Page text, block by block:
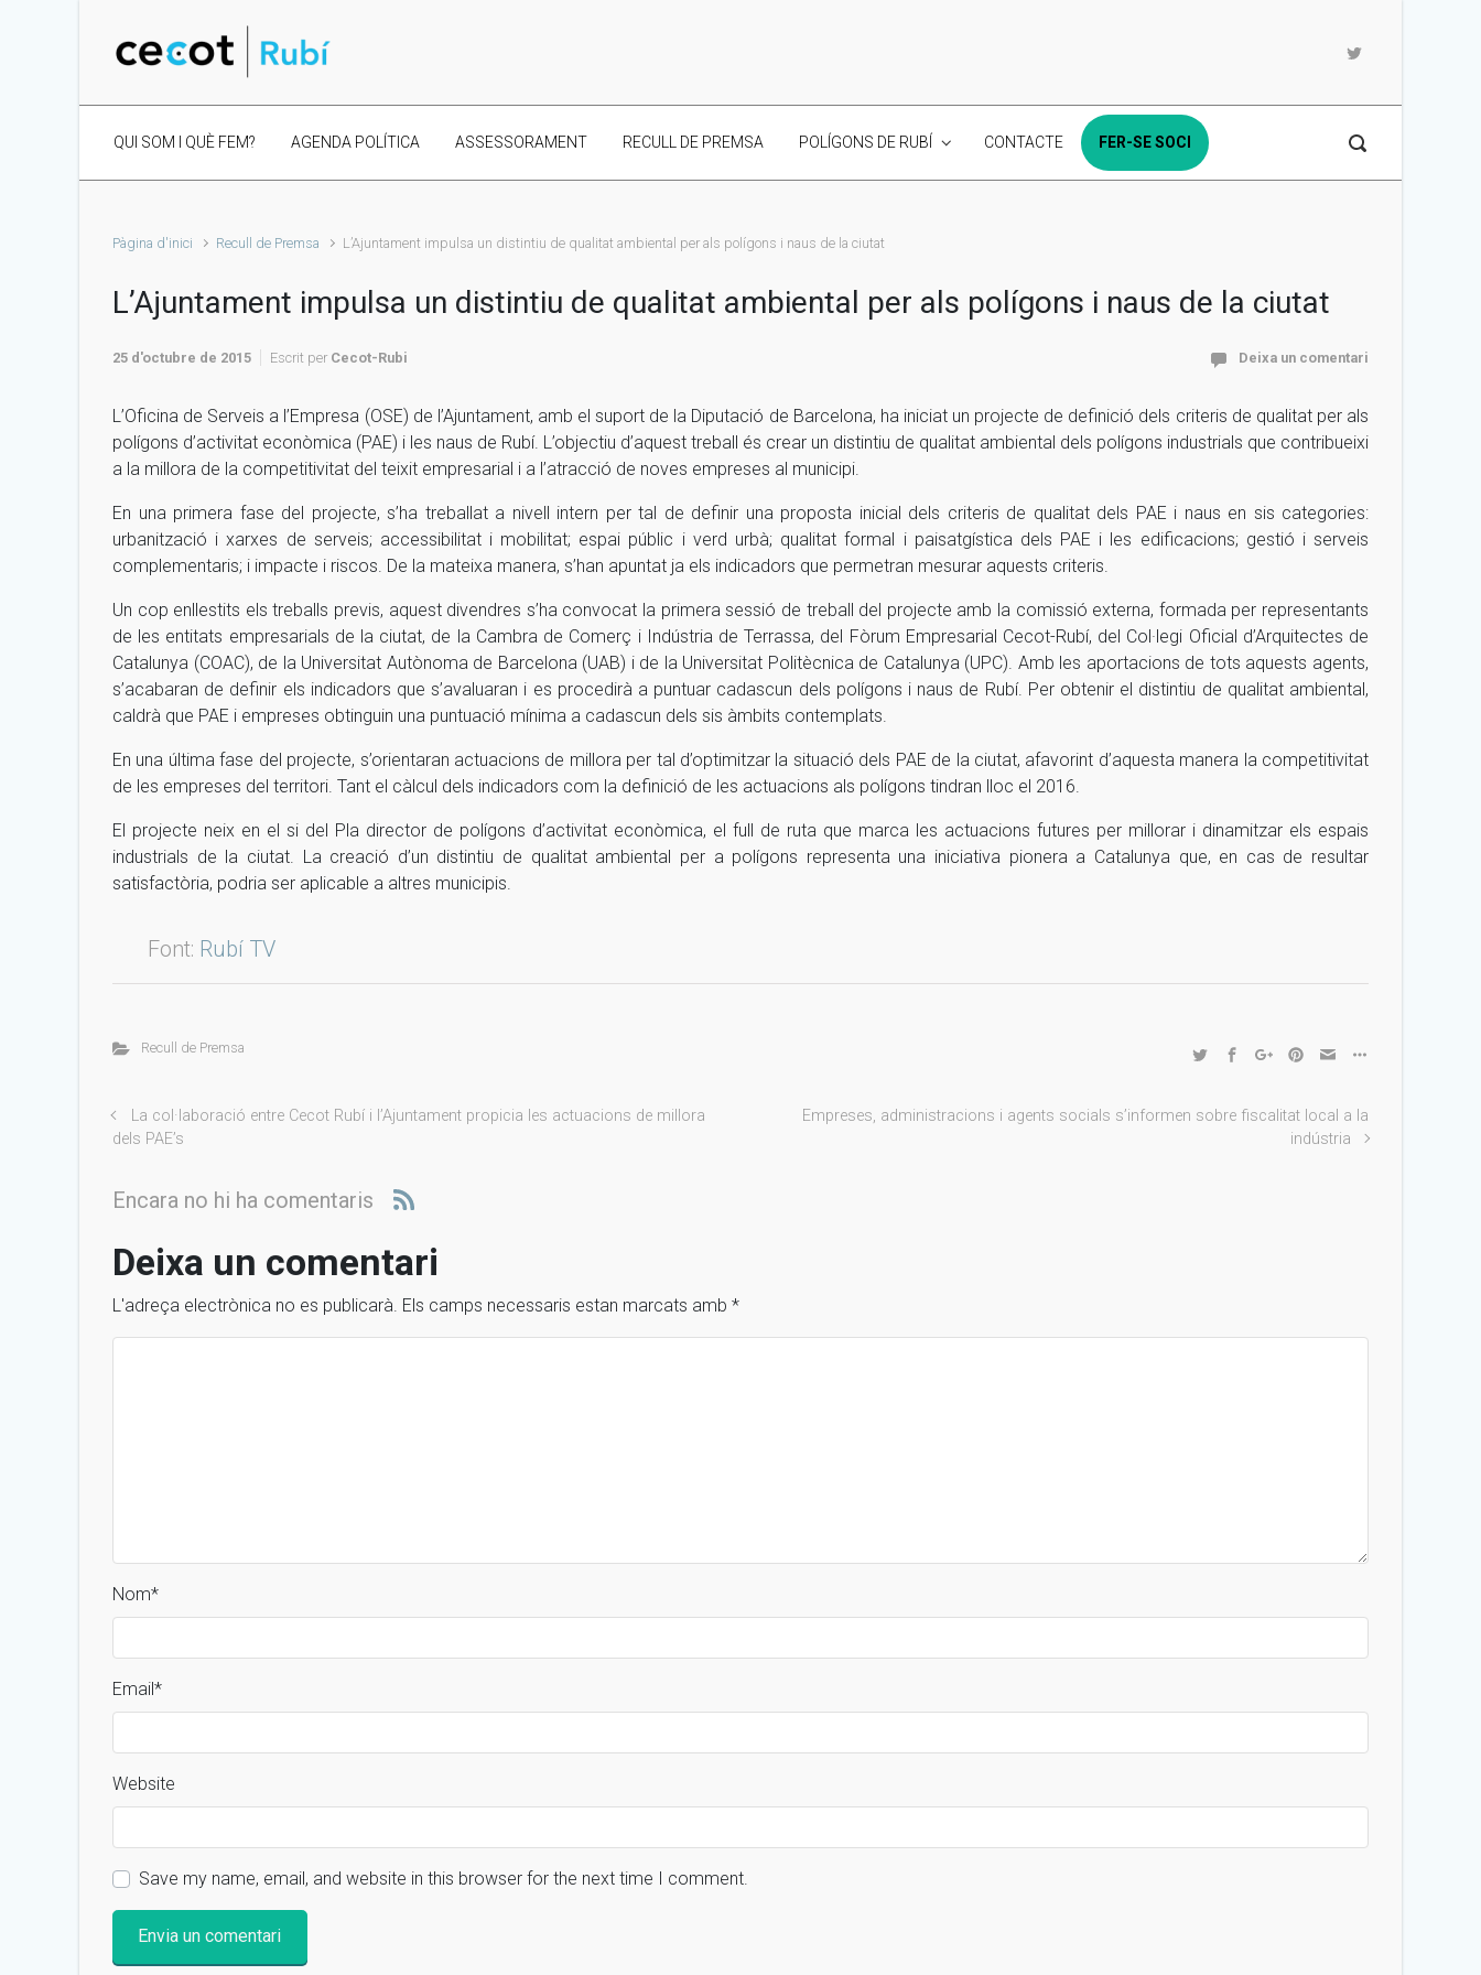
QUI SOM I QUÈ FEM? AGENDA POLÍTICA ASSESSORAMENT RECULL DE PREMSA POLÍGONS DE RUBÍ CONTACTE FER-SE SOCI
Pàgina d'inici Recull de Premsa L’Ajuntament impulsa un distintiu de qualitat ambiental per als polígons i naus de la ciutat
L’Ajuntament impulsa un distintiu de qualitat ambiental per als polígons i naus de la ciutat
25 d'octubre de 2015 Escrit per Cecot-Rubi Deixa un comentari
L’Oficina de Serveis a l’Empresa (OSE) de l’Ajuntament, amb el suport de la Diputació de Barcelona, ha iniciat un projecte de definició dels criteris de qualitat per als
polígons d’activitat econòmica (PAE) i les naus de Rubí. L’objectiu d’aquest treball és crear un distintiu de qualitat ambiental dels polígons industrials que contribueixi
a la millora de la competitivitat del teixit empresarial i a l’atracció de noves empreses al municipi.
En una primera fase del projecte, s’ha treballat a nivell intern per tal de definir una proposta inicial dels criteris de qualitat dels PAE i naus en sis categories:
urbanització i xarxes de serveis; accessibilitat i mobilitat; espai públic i verd urbà; qualitat formal i paisatgística dels PAE i les edificacions; gestió i serveis
complementaris; i impacte i riscos. De la mateixa manera, s’han apuntat ja els indicadors que permetran mesurar aquests criteris.
Un cop enllestits els treballs previs, aquest divendres s’ha convocat la primera sessió de treball del projecte amb la comissió externa, formada per representants
de les entitats empresarials de la ciutat, de la Cambra de Comerç i Indústria de Terrassa, del Fòrum Empresarial Cecot-Rubí, del Col·legi Oficial d’Arquitectes de
Catalunya (COAC), de la Universitat Autònoma de Barcelona (UAB) i de la Universitat Politècnica de Catalunya (UPC). Amb les aportacions de tots aquests agents,
s’acabaran de definir els indicadors que s’avaluaran i es procedirà a puntuar cadascun dels polígons i naus de Rubí. Per obtenir el distintiu de qualitat ambiental,
caldrà que PAE i empreses obtinguin una puntuació mínima a cadascun dels sis àmbits contemplats.
En una última fase del projecte, s’orientaran actuacions de millora per tal d’optimitzar la situació dels PAE de la ciutat, afavorint d’aquesta manera la competitivitat
de les empreses del territori. Tant el càlcul dels indicadors com la definició de les actuacions als polígons tindran lloc el 2016.
El projecte neix en el si del Pla director de polígons d’activitat econòmica, el full de ruta que marca les actuacions futures per millorar i dinamitzar els espais
industrials de la ciutat. La creació d’un distintiu de qualitat ambiental per a polígons representa una iniciativa pionera a Catalunya que, en cas de resultar
satisfactòria, podria ser aplicable a altres municipis.
Font: Rubí TV
Recull de Premsa
La col·laboració entre Cecot Rubí i l’Ajuntament propicia les actuacions de millora
dels PAE’s
Empreses, administracions i agents socials s’informen sobre fiscalitat local a la
indústria
Encara no hi ha comentaris
Deixa un comentari
L'adreça electrònica no es publicarà. Els camps necessaris estan marcats amb *
Nom*
Email*
Website
Save my name, email, and website in this browser for the next time I comment.